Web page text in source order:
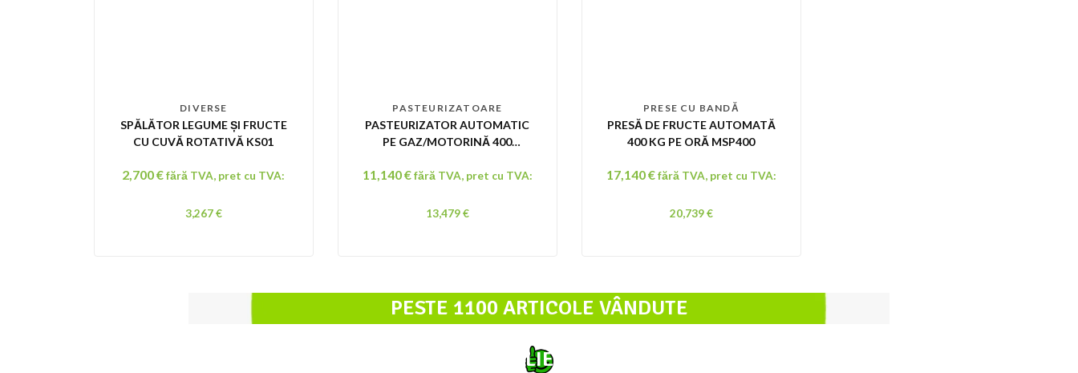
DIVERSE
SPĂLĂTOR LEGUME ȘI FRUCTE
CU CUVĂ ROTATIVĂ KS01
2,700€ fără TVA, pret cu TVA:
3,267€
PASTEURIZATOARE
PASTEURIZATOR AUTOMATIC
PE GAZ/MOTORINĂ 400
11,140€fără TVA, pret cu TVA:
13,479€
PRESE CU BANDĂ
PRESĂ DE FRUCTE AUTOMATĂ
400 KG PE ORĂ MSP400
17,140€fără TVA, pret cu TVA:
20,739€
PESTE 1100 ARTICOLE VÂNDUTE
PESTE 930 CLIENȚI SERVITE